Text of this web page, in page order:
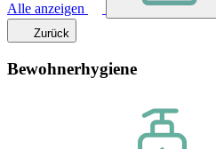
Alle anzeigen
Zurück
Bewohnerhygiene